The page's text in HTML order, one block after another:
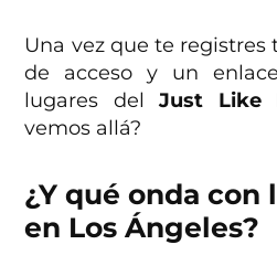
Una vez que te
de acceso y un
lugares delJust Like
vemos allá?
¿Y qué onda con
en Los Ángeles?